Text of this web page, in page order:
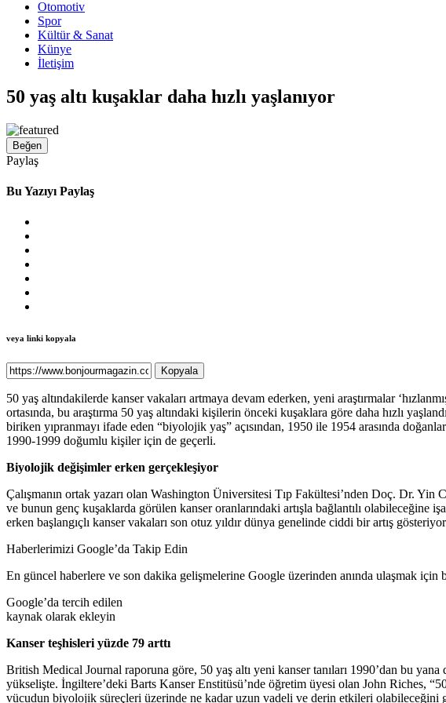
Otomotiv
Spor
Kültür & Sanat
Künye
İletişim
50 yaş altı kuşaklar daha hızlı yaşlanıyor
Beğen
Paylaş
Bu Yazıyı Paylaş
veya linki kopyala
Kopyala
50 yaş altındakilerde kanser vakaları artmaya devam ederken, yeni araştırmalar
ortasında, bu araştırma 50 yaş altındaki kişilerin önceki kuşaklara göre daha hızlı
biriken yıpranmayı ifade eden “biyolojik yaş” açısından, 1950 ile 1954 arasında
1990-1999 doğumlu kişiler için de geçerli.
Biyolojik değişimler erken gerçekleşiyor
Çalışmanın ortak yazarı olan Washington Üniversitesi Tıp Fakültesi’nden Doç. Dr.
ve bunun genç kuşaklarda görülen kanser oranlarındaki artışla bağlantılı
erken başlangıçlı kanser vakaları son otuz yıldır dünya genelinde ciddi bir artış
Haberlerimizi Google’da Takip Edin
En güncel haberlere ve son dakika gelişmelerine Google üzerinden anında ulaşmak
Google’da tercih edilen
kaynak olarak ekleyin
Kanser teşhisleri yüzde 79 arttı
British Medical Journal raporuna göre, 50 yaş altı yeni kanser tanıları 1990’dan bu
yükselişte. İngiltere’deki Barts Kanser Enstitüsü’nde öğretim üyesi olan John Riches, “50
vücudun biyolojik süreçleri üzerinde ne kadar uzun vadeli ve derin etkileri olabileceğini